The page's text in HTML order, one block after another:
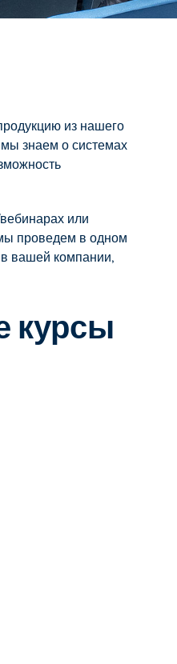
из нашего
знаем о системах
или
проведем в одном
в вашей компании,
курсы